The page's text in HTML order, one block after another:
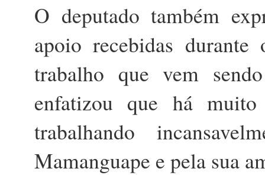
O deputado também
apoio recebidas
trabalho que vem
enfatizou que há
trabalhando
Mamanguape e pela sua